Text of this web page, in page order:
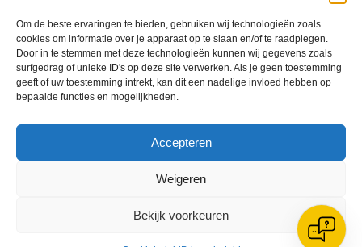
Om de beste ervaringen te bieden, gebruiken wij technologieën zoals
cookies om informatie over je apparaat op te slaan en/of te raadplegen.
Door in te stemmen met deze technologieën kunnen wij gegevens zoals
surfgedrag of unieke ID's op deze site verwerken. Als je geen toestemming
geeft of uw toestemming intrekt, kan dit een nadelige invloed hebben op
bepaalde functies en mogelijkheden.
Accepteren
Weigeren
Bekijk voorkeuren
Geplaatst inBerichten seizoen 2013-2014